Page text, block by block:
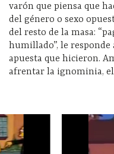
varón que piensa que
del género o sexo
del resto de la masa:
humillado”, le responde
apuesta que hicieron.
afrentar la ignominia,